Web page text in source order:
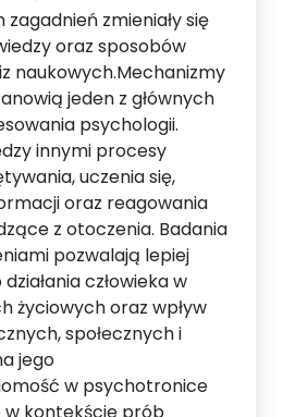
zmieniały się
oraz sposobów
naukowych.Mechanizmy
jeden z głównych
psychologii.
innymi procesy
uczenia się,
oraz reagowania
z otoczenia. Badania
pozwalają lepiej
człowieka w
życiowych oraz wpływ
społecznych i
jego
w psychotronice